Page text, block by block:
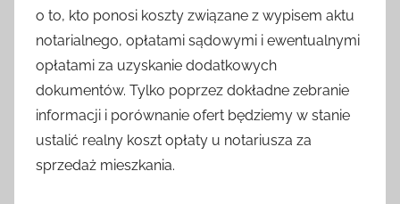
o to, kto ponosi koszty związane z wypisem aktu
notarialnego, opłatami sądowymi i ewentualnymi
opłatami za uzyskanie dodatkowych
dokumentów. Tylko poprzez dokładne zebranie
informacji i porównanie ofert będziemy w stanie
ustalić realny koszt opłaty u notariusza za
sprzedaż mieszkania.